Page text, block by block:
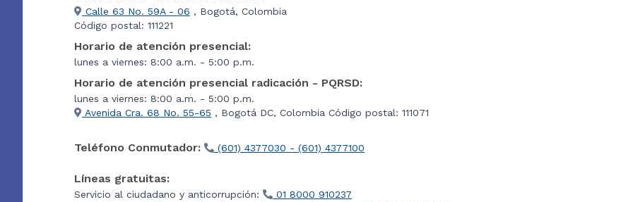
Calle 63 No. 59A - 06 , Bogotá, Colombia
Código postal: 111221
Horario de atención presencial:
lunes a viernes: 8:00 a.m. - 5:00 p.m.
Horario de atención presencial radicación - PQRSD:
lunes a viernes: 8:00 a.m. - 5:00 p.m.
Avenida Cra. 68 No. 55-65 , Bogotá DC, Colombia Código postal: 111071
Teléfono Conmutador: (601) 4377030 - (601) 4377100
Líneas gratuitas:
Servicio al ciudadano y anticorrupción:
01 8000 910237